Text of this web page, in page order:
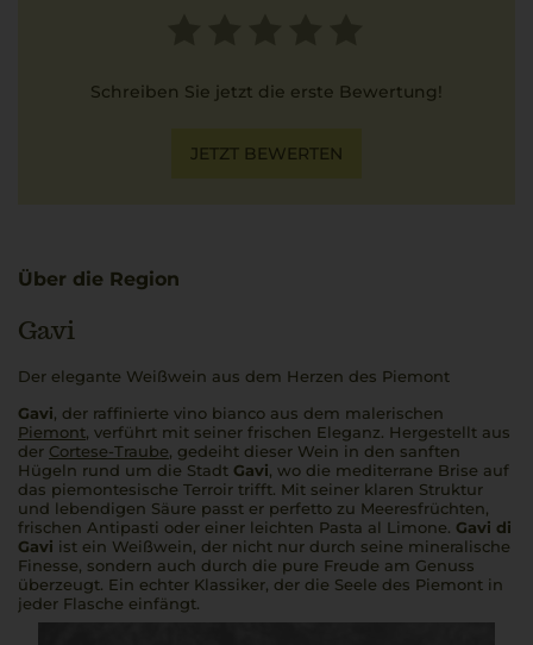
Schreiben Sie jetzt die erste Bewertung!
JETZT BEWERTEN
Über die Region
Gavi
Der elegante Weißwein aus dem Herzen des Piemont
Gavi, der raffinierte vino bianco aus dem malerischen
Piemont, verführt mit seiner frischen Eleganz. Hergestellt aus
der Cortese-Traube, gedeiht dieser Wein in den sanften
Hügeln rund um die Stadt Gavi, wo die mediterrane Brise auf
das piemontesische Terroir trifft. Mit seiner klaren Struktur
und lebendigen Säure passt er perfetto zu Meeresfrüchten,
frischen Antipasti oder einer leichten Pasta al Limone. Gavi di
Gavi ist ein Weißwein, der nicht nur durch seine mineralische
Finesse, sondern auch durch die pure Freude am Genuss
überzeugt. Ein echter Klassiker, der die Seele des Piemont in
jeder Flasche einfängt.